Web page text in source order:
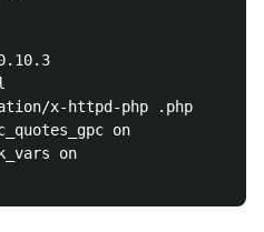
x-httpd-php .php
on
on